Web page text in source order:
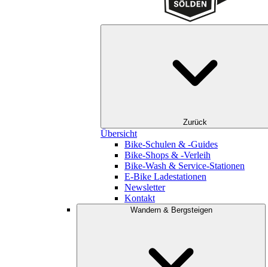
Zurück
Übersicht
Bike-Schulen & -Guides
Bike-Shops & -Verleih
Bike-Wash & Service-Stationen
E-Bike Ladestationen
Newsletter
Kontakt
Wandern & Bergsteigen